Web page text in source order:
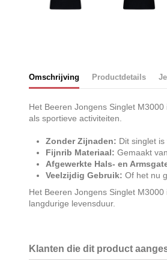
Omschrijving Productdetails
Het Beeren Jongens Singlet
als sportieve activiteiten.
Zonder Zijnaden: Dit singlet
Fijnrib Materiaal: Gemaakt
Afgewerkte Hals- en
Veelzijdig Gebruik: Of het nu
Het Beeren Jongens Singlet
langdurige levensduur.
Klanten die dit product